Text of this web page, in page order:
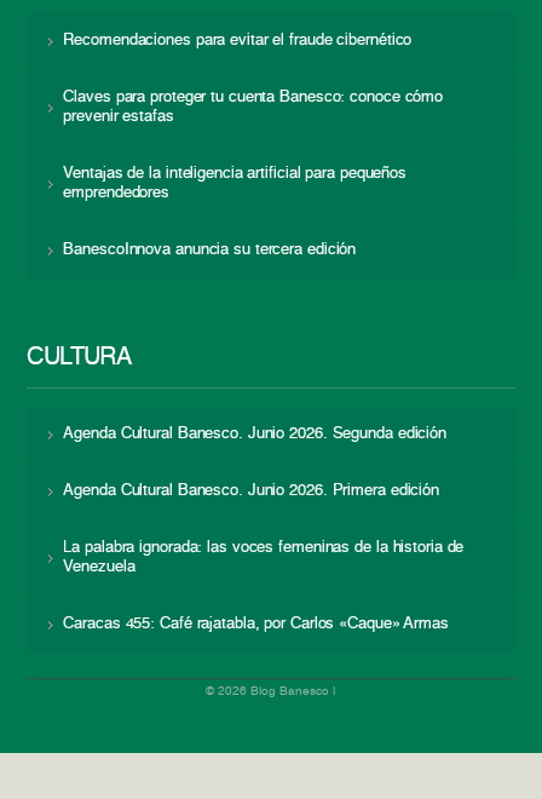
Recomendaciones para evitar el fraude cibernético
Claves para proteger tu cuenta Banesco: conoce cómo
prevenir estafas
Ventajas de la inteligencia artificial para pequeños
emprendedores
BanescoInnova anuncia su tercera edición
CULTURA
Agenda Cultural Banesco. Junio 2026. Segunda edición
Agenda Cultural Banesco. Junio 2026. Primera edición
La palabra ignorada: las voces femeninas de la historia de
Venezuela
Caracas 455: Café rajatabla, por Carlos «Caque» Armas
© 2026 Blog Banesco |